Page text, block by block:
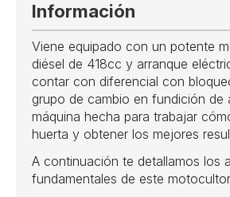
Información
Viene equipado con un potente
diésel de 418cc y arranque
contar con diferencial con
grupo de cambio en fundición de
máquina hecha para trabajar
huerta y obtener los mejores
A continuación te detallamos los
fundamentales de este